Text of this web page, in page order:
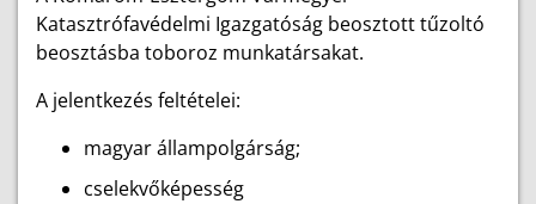
Katasztrófavédelmi Igazgatóság beosztott tűzoltó
beosztásba toboroz munkatársakat.
A jelentkezés feltételei:
magyar állampolgárság;
cselekvőképesség